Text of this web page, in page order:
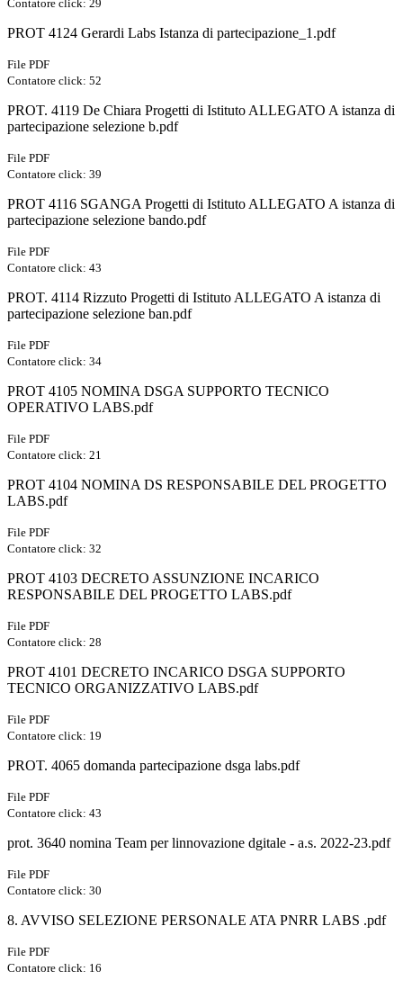
Contatore click: 29
PROT 4124 Gerardi Labs Istanza di partecipazione_1.pdf
File PDF
Contatore click: 52
PROT. 4119 De Chiara Progetti di Istituto ALLEGATO A istanza di
partecipazione selezione b.pdf
File PDF
Contatore click: 39
PROT 4116 SGANGA Progetti di Istituto ALLEGATO A istanza di
partecipazione selezione bando.pdf
File PDF
Contatore click: 43
PROT. 4114 Rizzuto Progetti di Istituto ALLEGATO A istanza di
partecipazione selezione ban.pdf
File PDF
Contatore click: 34
PROT 4105 NOMINA DSGA SUPPORTO TECNICO
OPERATIVO LABS.pdf
File PDF
Contatore click: 21
PROT 4104 NOMINA DS RESPONSABILE DEL PROGETTO
LABS.pdf
File PDF
Contatore click: 32
PROT 4103 DECRETO ASSUNZIONE INCARICO
RESPONSABILE DEL PROGETTO LABS.pdf
File PDF
Contatore click: 28
PROT 4101 DECRETO INCARICO DSGA SUPPORTO
TECNICO ORGANIZZATIVO LABS.pdf
File PDF
Contatore click: 19
PROT. 4065 domanda partecipazione dsga labs.pdf
File PDF
Contatore click: 43
prot. 3640 nomina Team per linnovazione dgitale - a.s. 2022-23.pdf
File PDF
Contatore click: 30
8. AVVISO SELEZIONE PERSONALE ATA PNRR LABS .pdf
File PDF
Contatore click: 16